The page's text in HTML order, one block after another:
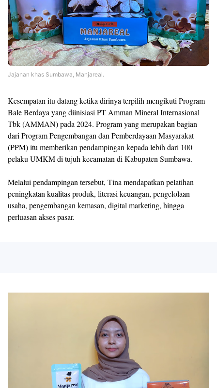
Jajanan khas Sumbawa, Manjareal.
Kesempatan itu datang ketika dirinya terpilih mengikuti Program
Bale Berdaya yang diinisiasi PT Amman Mineral Internasional
Tbk (AMMAN)pada 2024. Program yang merupakan bagian
dari Program Pengembangan dan Pemberdayaan Masyarakat
(PPM) itu memberikan pendampingan kepada lebih dari 100
pelaku UMKM di tujuh kecamatan di Kabupaten Sumbawa.
Melalui pendampingan tersebut, Tina mendapatkan pelatihan
peningkatan kualitas produk, literasi keuangan, pengelolaan
usaha, pengembangan kemasan, digital marketing, hingga
perluasan akses pasar.